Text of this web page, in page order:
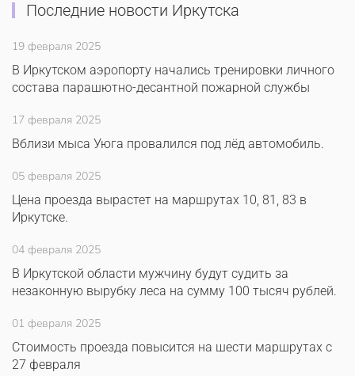
Последние новости Иркутска
19 февраля 2025
В Иркутском аэропорту начались тренировки личного
состава парашютно-десантной пожарной службы
17 февраля 2025
Вблизи мыса Уюга провалился под лёд автомобиль.
05 февраля 2025
Цена проезда вырастет на маршрутах 10, 81, 83 в
Иркутске.
04 февраля 2025
В Иркутской области мужчину будут судить за
незаконную вырубку леса на сумму 100 тысяч рублей.
01 февраля 2025
Стоимость проезда повысится на шести маршрутах с
27 февраля